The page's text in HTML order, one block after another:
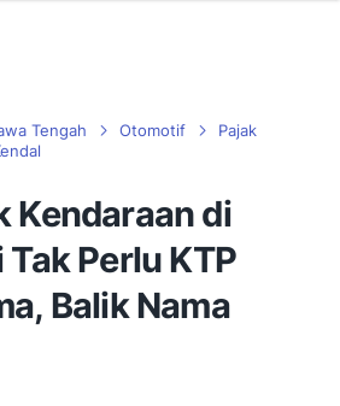
Tengah Otomotif
Pajak
Kendaraan di
Perlu KTP
Balik Nama